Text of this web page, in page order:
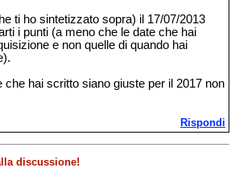
ti ho sintetizzato sopra) il 17/07/2013
i punti (a meno che le date che hai
e non quelle di quando hai
che hai scritto siano giuste per il 2017 non
Rispondi
discussione!